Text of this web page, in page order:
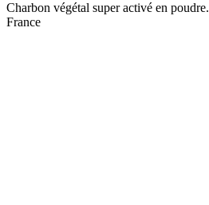
Charbon végétal super activé en poudre.
France